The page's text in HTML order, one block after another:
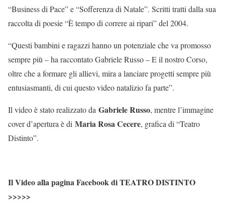
“Business di Pace” e “Sofferenza di Natale”. Scritti tratti dalla sua
raccolta di poesie “È tempo di correre ai ripari” del 2004.
“Questi bambini e ragazzi hanno un potenziale che va promosso
sempre più – ha raccontato Gabriele Russo – E il nostro Corso,
oltre che a formare gli allievi, mira a lanciare progetti sempre più
entusiasmanti, di cui questo video natalizio fa parte”.
Il video è stato realizzato da Gabriele Russo, mentre l’immagine
cover d’apertura è di Maria Rosa Cecere, grafica di “Teatro
Distinto”.
Il Video alla pagina Facebook di TEATRO DISTINTO
>>>>>